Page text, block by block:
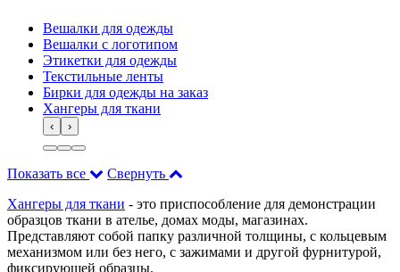
Вешалки для одежды
Вешалки с логотипом
Этикетки для одежды
Текстильные ленты
Бирки для одежды на заказ
Хангеры для ткани
‹ ›
Показать все
Свернуть
Хангеры для ткани - это приспособление для демонстрации
образцов ткани в ателье, домах моды, магазинах.
Представляют собой папку различной толщины, с кольцевым
механизмом или без него, с зажимами и другой фурнитурой,
фиксирующей образцы.